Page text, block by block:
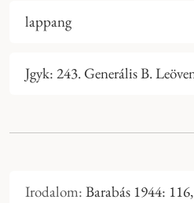
lappang
Jgyk: 243. Generális B.
Irodalom: Barabás 1944: